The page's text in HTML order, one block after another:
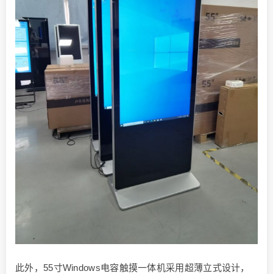
此外，55寸Windows电容触摸一体机采用超薄立式设计，